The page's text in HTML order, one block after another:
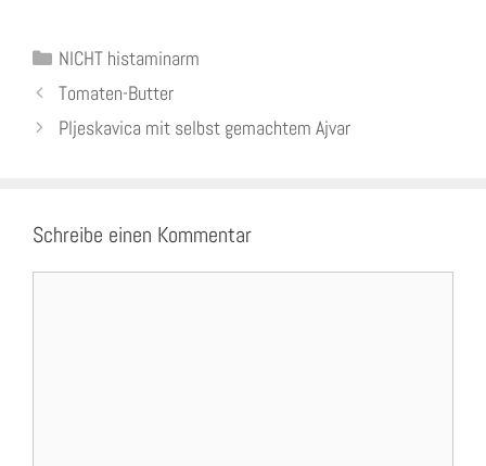
Kategorien
NICHT histaminarm
Tomaten-Butter
Pljeskavica mit selbst gemachtem Ajvar
Schreibe einen Kommentar